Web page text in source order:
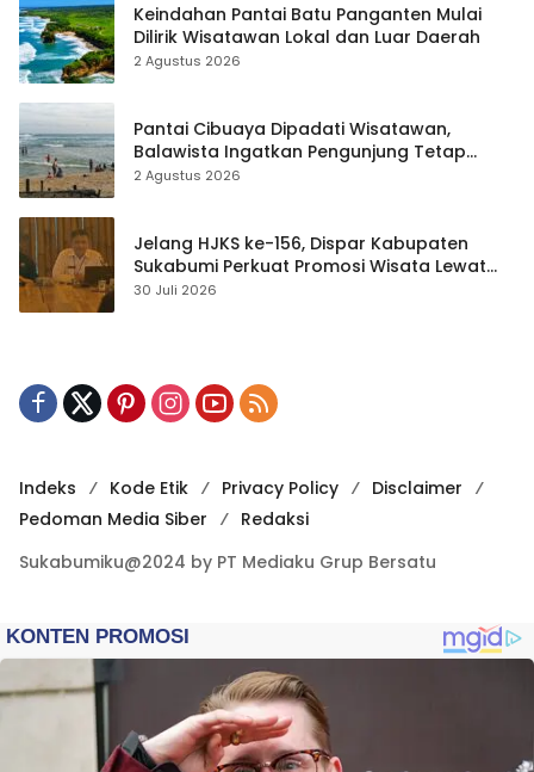
Keindahan Pantai Batu Panganten Mulai
Dilirik Wisatawan Lokal dan Luar Daerah
2 Agustus 2026
Pantai Cibuaya Dipadati Wisatawan,
Balawista Ingatkan Pengunjung Tetap
Waspada
2 Agustus 2026
Jelang HJKS ke-156, Dispar Kabupaten
Sukabumi Perkuat Promosi Wisata Lewat
Publikasi Digital
30 Juli 2026
Indeks Kode Etik Privacy Policy
Disclaimer
Pedoman Media Siber
Redaksi
Sukabumiku@2024 by PT Mediaku Grup Bersatu